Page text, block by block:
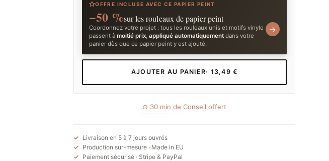
OFFRE INCLUSE AVEC CE PAPIER PEINT
−50 %sur les rouleaux de papier peint
Coordonnez votre projet : tous les rouleaux unis et motifs vinyle
passent àmoitié prix ,appliqué automatiquement dans votre
panier dès que ce papier peint y est ajouté.
→
AJOUTER AU PANIER· 13,49 €
⊙ 30 min de Conseil offert
Livraison en 5 à 7 jours ouvrés
Production sur-mesure · Made in EU
Paiement sécurisé · Stripe & PayPal